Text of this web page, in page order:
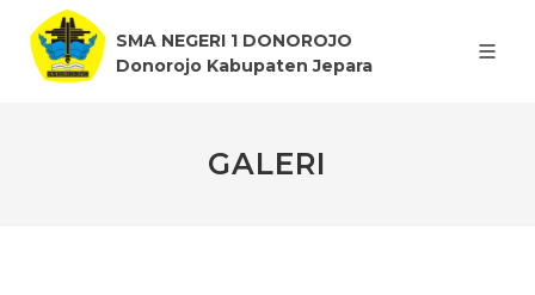
SMA NEGERI 1 DONOROJO
Donorojo Kabupaten Jepara
GALERI